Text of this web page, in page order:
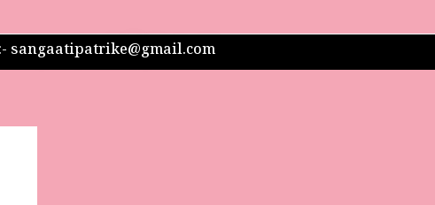
sangaatipatrike@gmail.com